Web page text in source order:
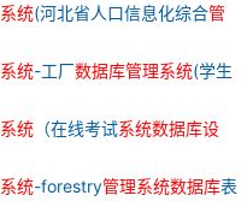
系统(河北省人口信息化综合管
系统-工厂数据库管理系统(学生
系统 （在线考试系统数据库设
系统-forestry管理系统数据库表